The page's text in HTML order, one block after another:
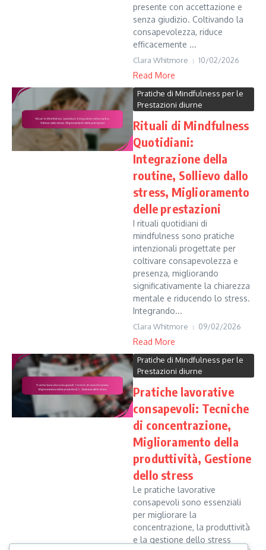
presente con accettazione e
senza giudizio. Coltivando la
consapevolezza, riduce
efficacemente ...
Clara Whitmore 10/02/2026
Read More
Pratiche di Mindfulness per le
Prestazioni diurne
Rituali di Mindfulness
Quotidiani:
Integrazione della
routine, Sollievo dallo
stress, Miglioramento
delle prestazioni
I rituali quotidiani di
mindfulness sono pratiche
intenzionali progettate per
coltivare consapevolezza e
presenza, migliorando
significativamente la chiarezza
mentale e riducendo lo stress.
Integrando...
Clara Whitmore 09/02/2026
Read More
Pratiche di Mindfulness per le
Prestazioni diurne
Pratiche lavorative
consapevoli: Tecniche
di concentrazione,
Miglioramento della
produttività, Gestione
dello stress
Le pratiche lavorative
consapevoli sono essenziali
per migliorare la
concentrazione, la produttività
e la gestione dello stress